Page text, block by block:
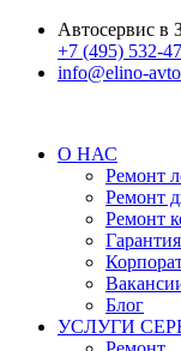
Автосервис в
+7 (495) 532-
info@elino-
О НАС
Ремонт
Ремонт
Ремонт
Гарантия
Блог
УСЛУГИ